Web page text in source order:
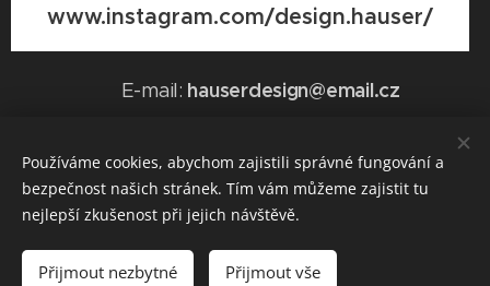
Do košíku
www.instagram.com/design.hauser/
E-mail: hauserdesign@email.cz
Vytvořeno službouWebnode Cookies
Používáme cookies, abychom zajistili správné fungování a
bezpečnost našich stránek. Tím vám můžeme zajistit tu
nejlepší zkušenost při jejich návštěvě.
Přijmout nezbytné Přijmout vše